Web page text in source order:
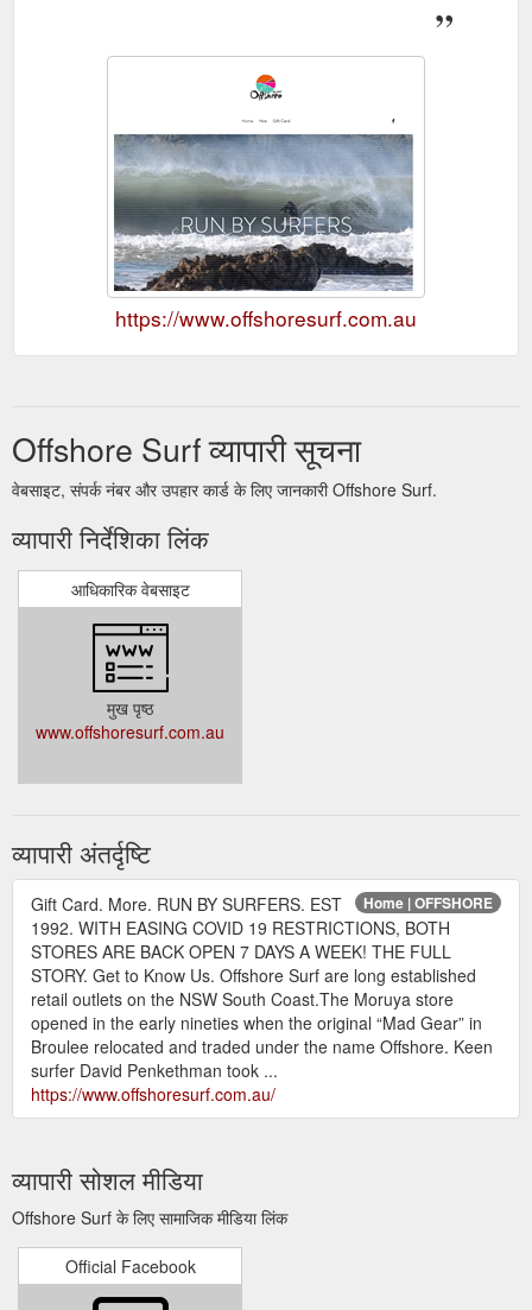
https://www.offshoresurf.com.au
Offshore Surf व्यापारी सूचना
वेबसाइट, संपर्क नंबर और उपहार कार्ड के लिए जानकारी Offshore Surf.
व्यापारी निर्देशिका लिंक
आधिकारिक वेबसाइट
मुख पृष्ठ
www.offshoresurf.com.au
व्यापारी अंतर्दृष्टि
Home | OFFSHORE
Gift Card. More. RUN BY SURFERS. EST
1992. WITH EASING COVID 19 RESTRICTIONS, BOTH
STORES ARE BACK OPEN 7 DAYS A WEEK! THE FULL
STORY. Get to Know Us. Offshore Surf are long established
retail outlets on the NSW South Coast.The Moruya store
opened in the early nineties when the original “Mad Gear” in
Broulee relocated and traded under the name Offshore. Keen
surfer David Penkethman took ...
https://www.offshoresurf.com.au/
व्यापारी सोशल मीडिया
Offshore Surf के लिए सामाजिक मीडिया लिंक
Official Facebook